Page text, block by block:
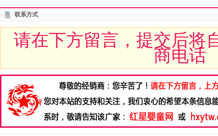
联系方式
请在下方留言，提交后将
商电话